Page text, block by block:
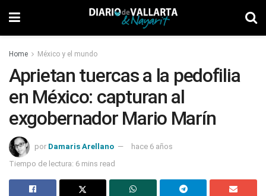
Home México y el mundo
Aprietan tuercas a la pedofilia
en México: capturan al
exgobernador Mario Marín
por Damaris Arellano
hace 6 años
Tiempo de lectura: 6 mins read